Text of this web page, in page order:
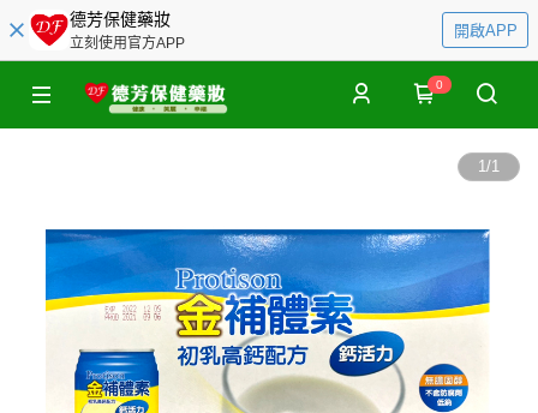
德芳保健藥妝
立刻使用官方APP
開啟APP
0
1/1